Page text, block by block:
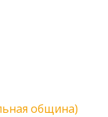
община)